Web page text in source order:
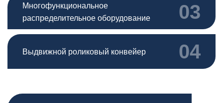
Многофункциональное
распределительное оборудование
03
Выдвижной роликовый конвейер 04